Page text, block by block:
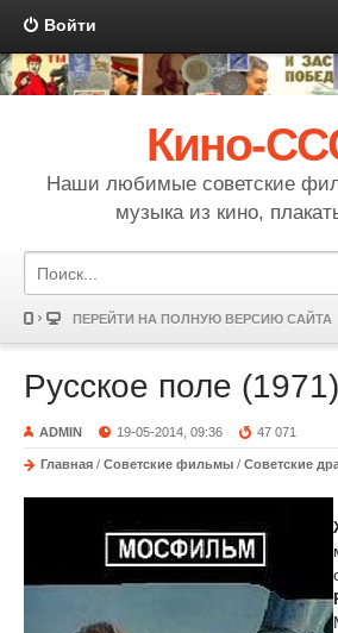
Войти
Кино-
Наши любимые советские
музыка из кино,
ПЕРЕЙТИ НА ПОЛНУЮ ВЕРСИЮ САЙТА
Русское поле (1971)
ADMIN 19-05-2014, 09:36 47 071
Главная / Советские фильмы / Советские